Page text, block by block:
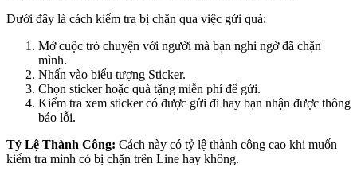
Dưới đây là cách kiểm tra bị chặn qua việc gửi quà:
Mở cuộc trò chuyện với người mà bạn nghi ngờ đã chặn
mình.
Nhấn vào biểu tượng Sticker.
Chọn sticker hoặc quà tặng miễn phí để gửi.
Kiểm tra xem sticker có được gửi đi hay bạn nhận được thông
báo lỗi.
Tỷ Lệ Thành Công: Cách này có tỷ lệ thành công cao khi muốn
kiểm tra mình có bị chặn trên Line hay không.